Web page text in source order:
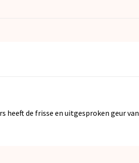
heeft de frisse en uitgesproken geur van